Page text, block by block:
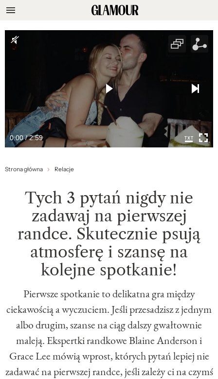
0:00 / 2:59
Strona główna Relacje
Tych 3 pytań nigdy nie
zadawaj na pierwszej
randce. Skutecznie psują
atmosferę i szansę na
kolejne spotkanie!
Pierwsze spotkanie to delikatna gra między
ciekawością a wyczuciem. Jeśli przesadzisz z jednym
albo drugim, szanse na ciąg dalszy gwałtownie
maleją. Ekspertki randkowe Blaine Anderson i
Grace Lee mówią wprost, których pytań lepiej nie
zadawać na pierwszej randce, jeśli zależy ci na czymś